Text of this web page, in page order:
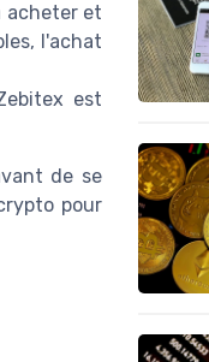
acheter et
l'achat
est
de se
pour